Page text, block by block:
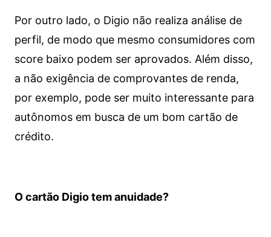
Por outro lado, o Digio não realiza análise de
perfil, de modo que mesmo consumidores com
score baixo podem ser aprovados. Além disso,
a não exigência de comprovantes de renda,
por exemplo, pode ser muito interessante para
autônomos em busca de um bom cartão de
crédito.
O cartão Digio tem anuidade?